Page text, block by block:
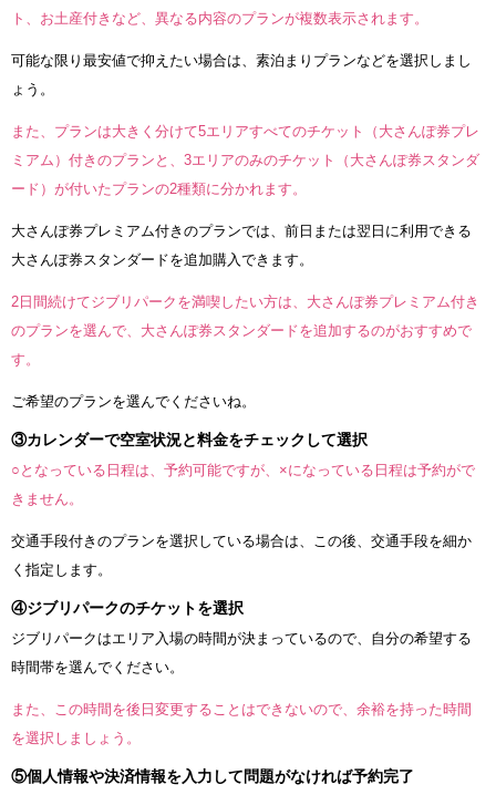
ト、お土産付きなど、異なる内容のプランが複数表示されます。
可能な限り最安値で抑えたい場合は、素泊まりプランなどを選択しまし
ょう。
また、プランは大きく分けて5エリアすべてのチケット（大さんぽ券プレ
ミアム）付きのプランと、3エリアのみのチケット（大さんぽ券スタンダ
ード）が付いたプランの2種類に分かれます。
大さんぽ券プレミアム付きのプランでは、前日または翌日に利用できる
大さんぽ券スタンダードを追加購入できます。
2日間続けてジブリパークを満喫したい方は、大さんぽ券プレミアム付き
のプランを選んで、大さんぽ券スタンダードを追加するのがおすすめで
す。
ご希望のプランを選んでくださいね。
③カレンダーで空室状況と料金をチェックして選択
○となっている日程は、予約可能ですが、×になっている日程は予約がで
きません。
交通手段付きのプランを選択している場合は、この後、交通手段を細か
く指定します。
④ジブリパークのチケットを選択
ジブリパークはエリア入場の時間が決まっているので、自分の希望する
時間帯を選んでください。
また、この時間を後日変更することはできないので、余裕を持った時間
を選択しましょう。
⑤個人情報や決済情報を入力して問題がなければ予約完了